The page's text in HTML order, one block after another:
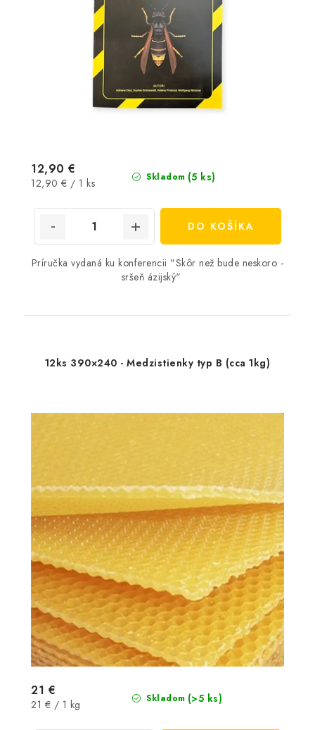
Skladom (5 ks)
12,90 €
Jednotková
12,90 € / 1 ks
DO KOŠÍKA
Príručka vydaná ku konferencii "Skôr než bude neskoro -
sršeň ázijský"
12ks 390×240 - Medzistienky typ B (cca 1kg)
Skladom (>5 ks)
21 €
Jednotková
21 € / 1 kg